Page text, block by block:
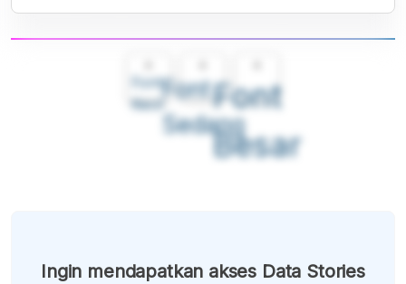
Font
Kecil
Font
Sedang
Font
Besar
Ingin mendapatkan akses Data Stories